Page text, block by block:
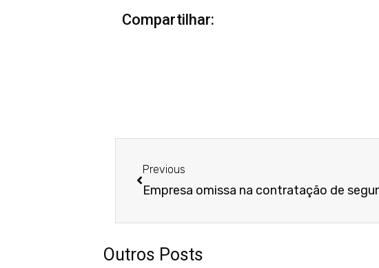
Compartilhar:
Previous
Outros Posts